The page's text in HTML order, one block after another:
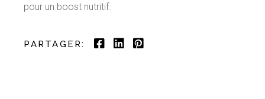
pour un boost nutritif.
PARTAGER: